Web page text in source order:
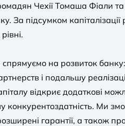
Чехії Томаша Фіали та
За підсумком капіталізації
спрямуємо на розвиток
і подальшу
відкриє додаткові
конкурентоздатність. Ми
розширені гарантії, а також